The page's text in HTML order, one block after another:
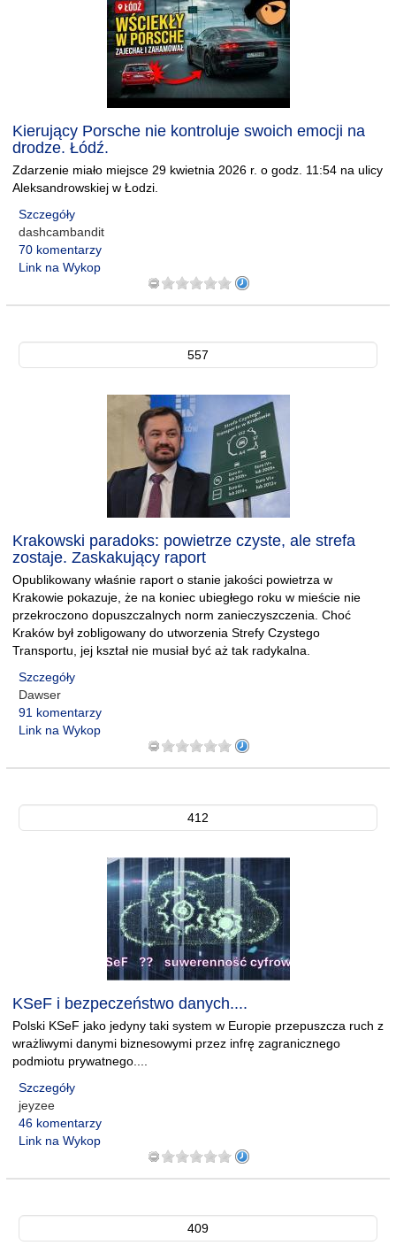
Kierujący Porsche nie kontroluje swoich emocji na
drodze. Łódź.
Zdarzenie miało miejsce 29 kwietnia 2026 r. o godz. 11:54 na ulicy
Aleksandrowskiej w Łodzi.
Szczegóły
dashcambandit
70 komentarzy
Link na Wykop
557
Krakowski paradoks: powietrze czyste, ale strefa
zostaje. Zaskakujący raport
Opublikowany właśnie raport o stanie jakości powietrza w
Krakowie pokazuje, że na koniec ubiegłego roku w mieście nie
przekroczono dopuszczalnych norm zanieczyszczenia. Choć
Kraków był zobligowany do utworzenia Strefy Czystego
Transportu, jej kształ nie musiał być aż tak radykalna.
Szczegóły
Dawser
91 komentarzy
Link na Wykop
412
KSeF i bezpeczeństwo danych....
Polski KSeF jako jedyny taki system w Europie przepuszcza ruch z
wrażliwymi danymi biznesowymi przez infrę zagranicznego
podmiotu prywatnego....
Szczegóły
jeyzee
46 komentarzy
Link na Wykop
409